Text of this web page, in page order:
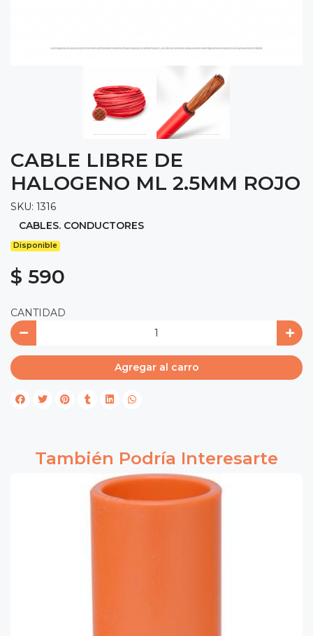
CABLE LIBRE DE
HALOGENO ML 2.5MM ROJO
SKU: 1316
CABLES. CONDUCTORES
Disponible
$ 590
CANTIDAD
Agregar al carro
También Podría Interesarte